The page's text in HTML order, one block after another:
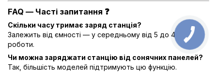
FAQ — Часті запитання ❓
Скільки часу тримає заряд станція?
Залежить від ємності — у середньому від 5 до 40 годин
роботи.
Чи можна заряджати станцію від сонячних панелей?
Так, більшість моделей підтримують цю функцію.